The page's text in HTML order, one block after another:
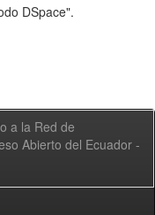
DSpace".
a la Red de
Abierto del Ecuador -